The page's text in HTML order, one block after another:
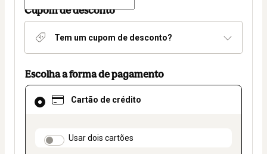
Cupom de desconto
Tem um cupom de desconto?
Escolha a forma de pagamento
Cartão de crédito
payment_data.section_title_v2
Usar dois cartões
Cartão
de
como
método